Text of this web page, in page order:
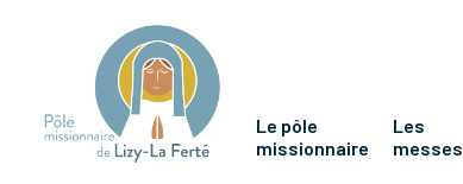
Le pôle
missionnaire
Les
messes